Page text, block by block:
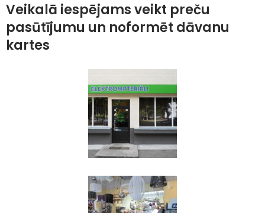
Veikalā iespējams veikt preču
pasūtījumu un noformēt dāvanu
kartes